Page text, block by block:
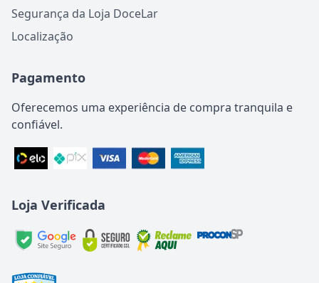
Segurança da Loja DoceLar
Localização
Pagamento
Oferecemos uma experiência de compra tranquila e
confiável.
Loja Verificada